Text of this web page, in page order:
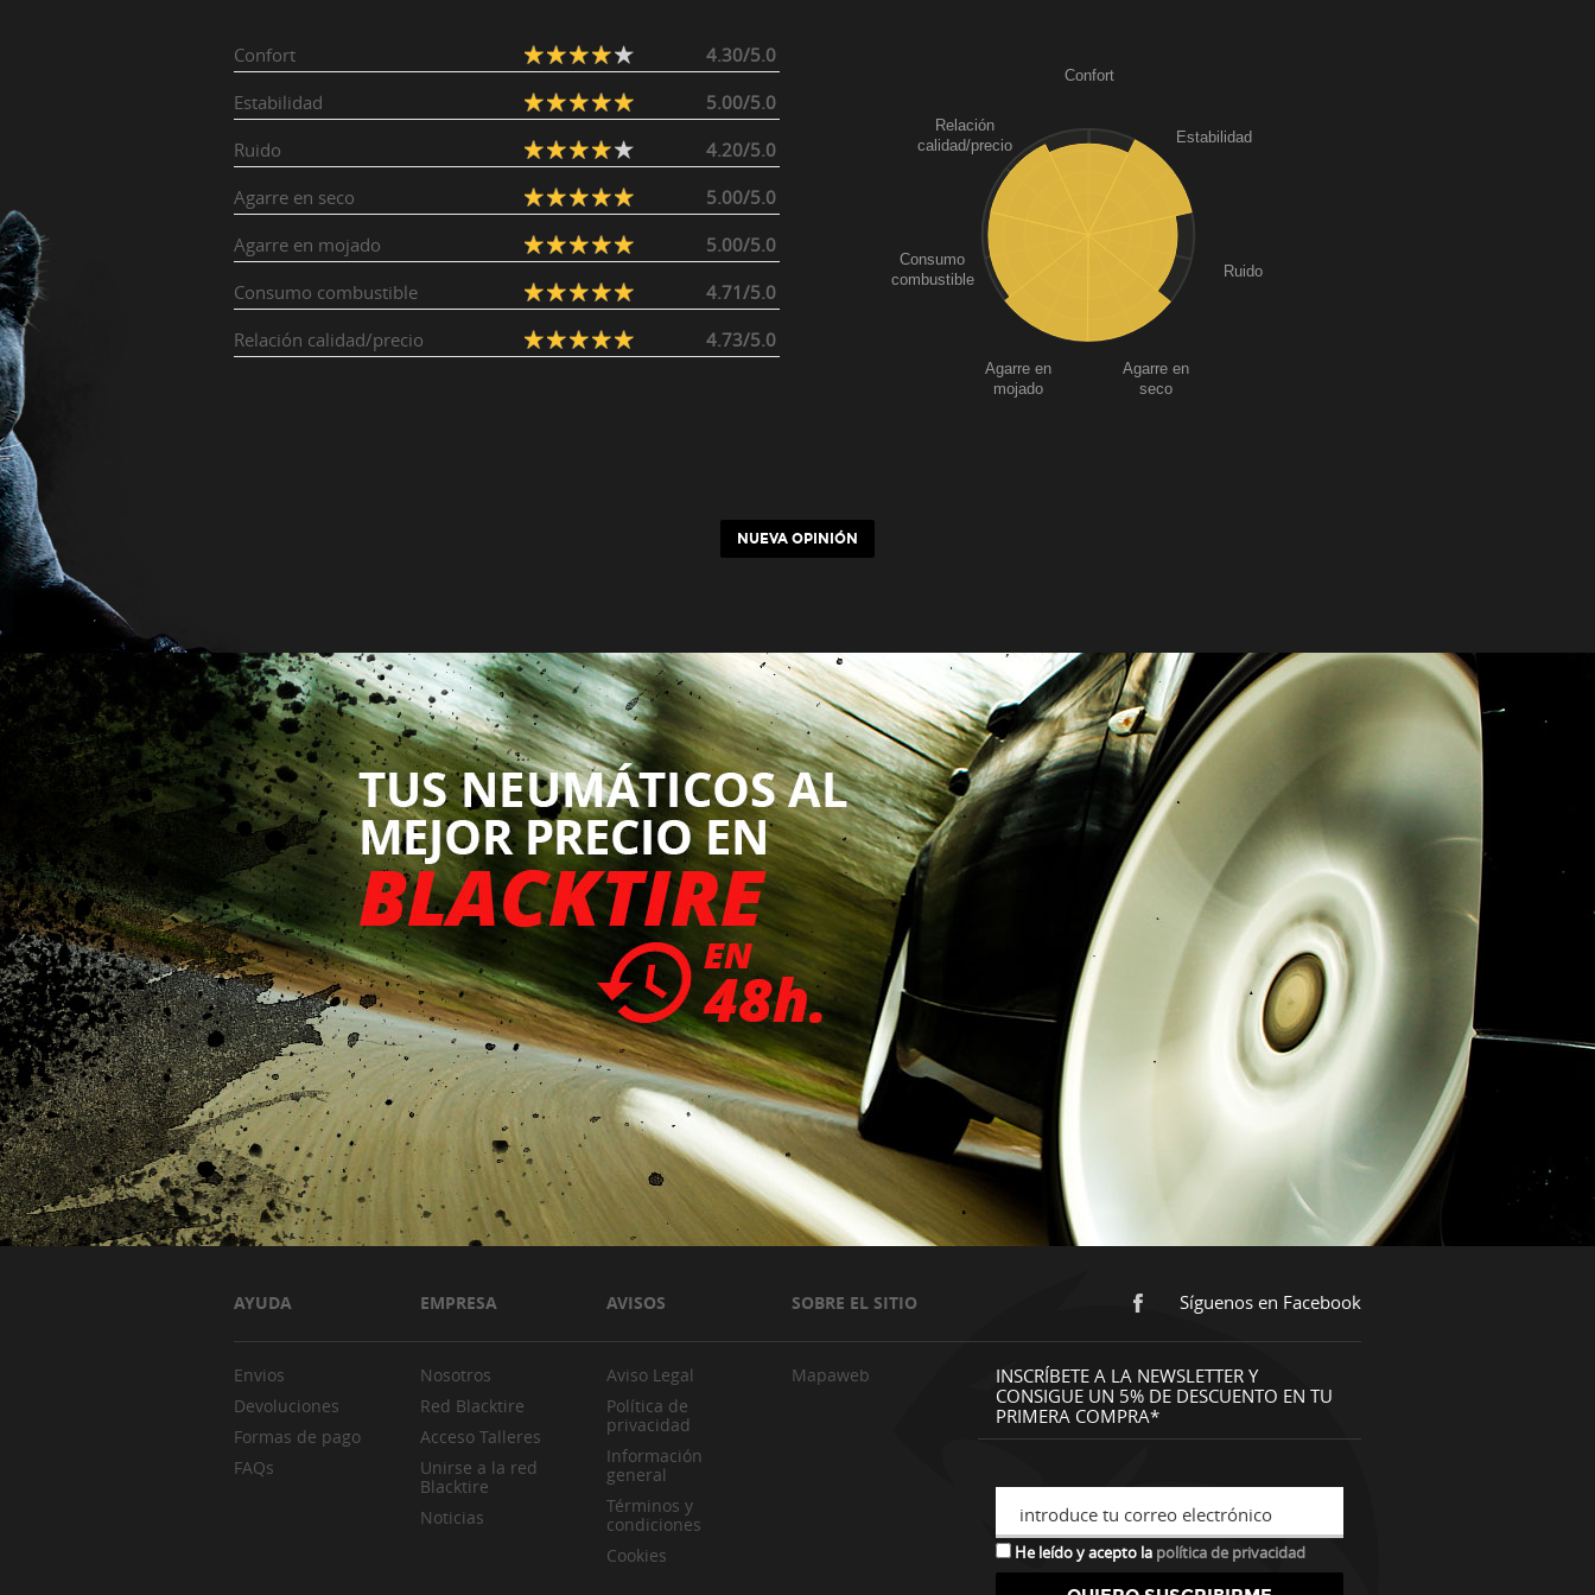
Confort
4.30/5.0
Estabilidad
5.00/5.0
Ruido
4.20/5.0
Agarre en seco
5.00/5.0
Agarre en mojado
5.00/5.0
Consumo combustible
4.71/5.0
Relación calidad/precio
4.73/5.0
Confort
Estabilidad
Ruido
Agarre en
seco
Agarre en
mojado
Consumo
combustible
Relación
calidad/precio
NUEVA OPINIÓN
AYUDA EMPRESA AVISOS SOBRE EL SITIO Síguenos en Facebook
Envios
Devoluciones
Formas de pago
FAQs
Nosotros
Red Blacktire
Acceso Talleres
Unirse a la red
Blacktire
Noticias
Aviso Legal
Política de
privacidad
Información
general
Términos y
condiciones
Cookies
Mapaweb
INSCRÍBETE A LA NEWSLETTER Y
CONSIGUE UN 5% DE DESCUENTO EN TU
PRIMERA COMPRA*
introduce tu correo electrónico
He leído y acepto la política de privacidad